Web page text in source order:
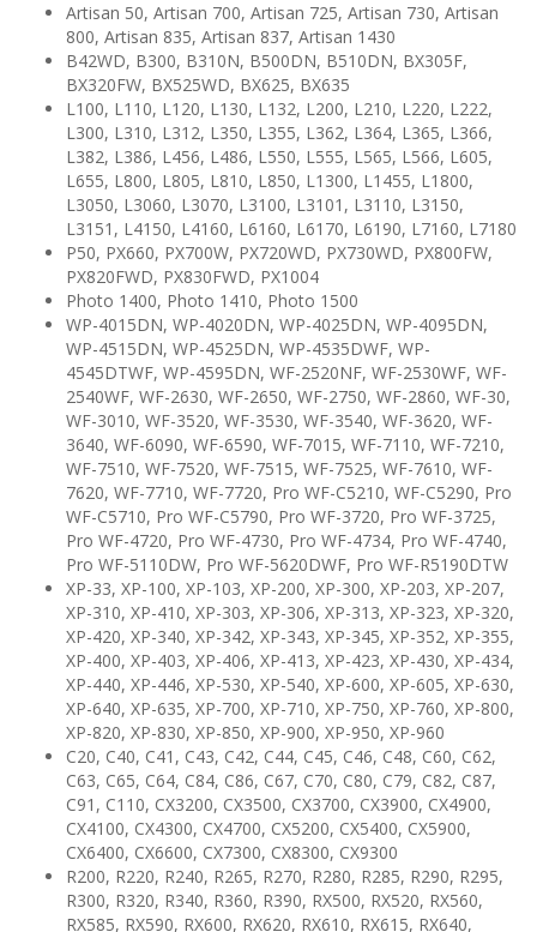
Artisan 50, Artisan 700, Artisan 725, Artisan 730, Artisan
800, Artisan 835, Artisan 837, Artisan 1430
B42WD, B300, B310N, B500DN, B510DN, BX305F,
BX320FW, BX525WD, BX625, BX635
L100, L110, L120, L130, L132, L200, L210, L220, L222,
L300, L310, L312, L350, L355, L362, L364, L365, L366,
L382, L386, L456, L486, L550, L555, L565, L566, L605,
L655, L800, L805, L810, L850, L1300, L1455, L1800,
L3050, L3060, L3070, L3100, L3101, L3110, L3150,
L3151, L4150, L4160, L6160, L6170, L6190, L7160, L7180
P50, PX660, PX700W, PX720WD, PX730WD, PX800FW,
PX820FWD, PX830FWD, PX1004
Photo 1400, Photo 1410, Photo 1500
WP-4015DN, WP-4020DN, WP-4025DN, WP-4095DN,
WP-4515DN, WP-4525DN, WP-4535DWF, WP-
4545DTWF, WP-4595DN, WF-2520NF, WF-2530WF, WF-
2540WF, WF-2630, WF-2650, WF-2750, WF-2860, WF-30,
WF-3010, WF-3520, WF-3530, WF-3540, WF-3620, WF-
3640, WF-6090, WF-6590, WF-7015, WF-7110, WF-7210,
WF-7510, WF-7520, WF-7515, WF-7525, WF-7610, WF-
7620, WF-7710, WF-7720, Pro WF-C5210, WF-C5290, Pro
WF-C5710, Pro WF-C5790, Pro WF-3720, Pro WF-3725,
Pro WF-4720, Pro WF-4730, Pro WF-4734, Pro WF-4740,
Pro WF-5110DW, Pro WF-5620DWF, Pro WF-R5190DTW
XP-33, XP-100, XP-103, XP-200, XP-300, XP-203, XP-207,
XP-310, XP-410, XP-303, XP-306, XP-313, XP-323, XP-320,
XP-420, XP-340, XP-342, XP-343, XP-345, XP-352, XP-355,
XP-400, XP-403, XP-406, XP-413, XP-423, XP-430, XP-434,
XP-440, XP-446, XP-530, XP-540, XP-600, XP-605, XP-630,
XP-640, XP-635, XP-700, XP-710, XP-750, XP-760, XP-800,
XP-820, XP-830, XP-850, XP-900, XP-950, XP-960
C20, C40, C41, C43, С42, C44, С45, С46, С48, С60, С62,
С63, C65, С64, C84, C86, С67, С70, C80, С79, С82, С87,
С91, С110, CX3200, CX3500, CX3700, CX3900, CX4900,
CX4100, CX4300, CX4700, CX5200, CX5400, CX5900,
CX6400, CX6600, CX7300, CX8300, CX9300
R200, R220, R240, R265, R270, R280, R285, R290, R295,
R300, R320, R340, R360, R390, RX500, RX520, RX560,
RX585, RX590, RX600, RX620, RX610, RX615, RX640,